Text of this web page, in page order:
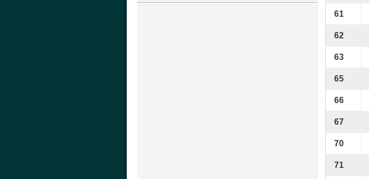
61
62
63
65
66
67
70
71